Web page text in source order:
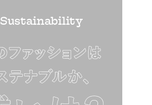
Sustainability